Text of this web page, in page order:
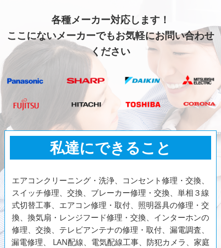
各種メーカー対応します！
ここにないメーカーでもお気軽にお問い合わせ
ください
私達にできること
エアコンクリーニング・洗浄、コンセント修理・交換、
スイッチ修理、交換、ブレーカー修理・交換、単相３線
式切替工事、エアコン修理・取付、照明器具の修理・交
換、換気扇・レンジフード修理・交換、インターホンの
修理、交換、テレビアンテナの修理・取付、漏電調査、
漏電修理、 LAN配線、電気配線工事、防犯カメラ、家庭